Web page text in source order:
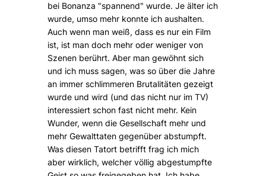
bei Bonanza "spannend" wurde. Je älter ich
wurde, umso mehr konnte ich aushalten.
Auch wenn man weiß, dass es nur ein Film
ist, ist man doch mehr oder weniger von
Szenen berührt. Aber man gewöhnt sich
und ich muss sagen, was so über die Jahre
an immer schlimmeren Brutalitäten gezeigt
wurde und wird (und das nicht nur im TV)
interessiert schon fast nicht mehr. Kein
Wunder, wenn die Gesellschaft mehr und
mehr Gewalttaten gegenüber abstumpft.
Was diesen Tatort betrifft frag ich mich
aber wirklich, welcher völlig abgestumpfte